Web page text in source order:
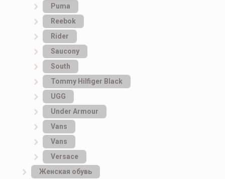
Puma
Reebok
Rider
Saucony
South
Tommy Hilfiger Black
UGG
Under Armour
Vans
Vans
Versace
Женская обувь